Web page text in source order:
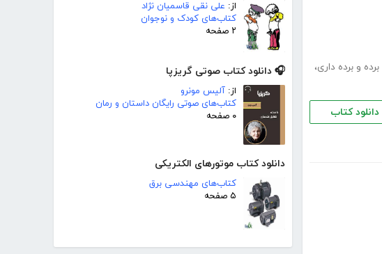
از: علی نقی قاسمیان نژاد
کتاب‌های کودک و نوجوان
۲ صفحه
🎧 دانلود کتاب صوتی گریزپا
از: آلیس مونرو
کتاب‌های صوتی رایگان داستان و رمان
۰ صفحه
دانلود کتاب موتورهای الکتریکی
کتاب‌های مهندسی برق
۵ صفحه
برده و برده داری،
دانلود کتاب